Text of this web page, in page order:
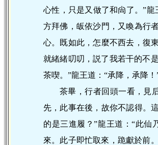
心性，只是又做了和尙了。”
方拜佛，皈依沙門，又喚為行
心。既如此，怎麼不西去，復
就緒緒叨叨，説了我若干的不
茶喫。”龍王道：“承降，承降
茶畢，行者回頭一看，見
先，此事在後，故你不認得。
的是三進履？”龍王道：“此仙
來。此子即忙取來，跪獻於前